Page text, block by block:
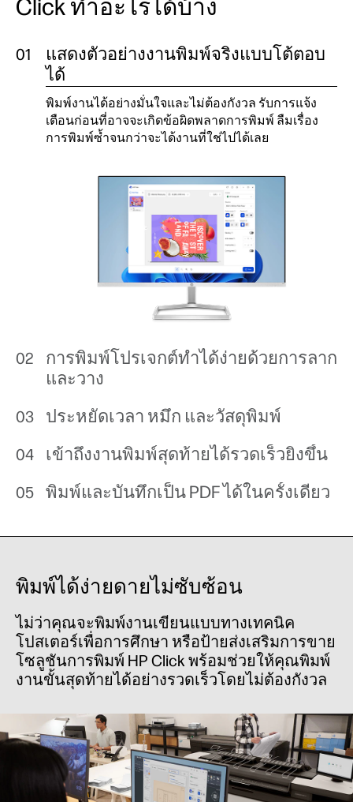
Click ทำอะไรได้บ้าง
แสดงตัวอย่างงานพิมพ์จริงแบบโต้ตอบ
ได้
พิมพ์งานได้อย่างมั่นใจและไม่ต้องกังวล รับการแจ้ง
เตือนก่อนที่อาจจะเกิดข้อผิดพลาดการพิมพ์ ลืมเรื่อง
การพิมพ์ซ้ำจนกว่าจะได้งานที่ใช่ไปได้เลย
การพิมพ์โปรเจกต์ทำได้ง่ายด้วยการลาก
และวาง
ประหยัดเวลา หมึก และวัสดุพิมพ์
เข้าถึงงานพิมพ์สุดท้ายได้รวดเร็วยิ่งขึ้น
พิมพ์และบันทึกเป็น PDF ได้ในครั้งเดียว
พิมพ์ได้ง่ายดายไม่ซับซ้อน
ไม่ว่าคุณจะพิมพ์งานเขียนแบบทางเทคนิค
โปสเตอร์เพื่อการศึกษา หรือป้ายส่งเสริมการขาย
โซลูชันการพิมพ์ HP Click พร้อมช่วยให้คุณพิมพ์
งานขั้นสุดท้ายได้อย่างรวดเร็วโดยไม่ต้องกังวล